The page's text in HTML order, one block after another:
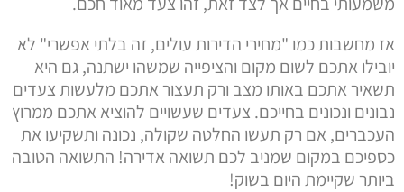
אז מחשבות כמו "מחירי הדירות עולים, זה בלתי אפשרי" לא
יובילו אתכם לשום מקום והציפייה שמשהו ישתנה, גם היא
תשאיר אתכם באותו מצב ורק תעצור אתכם מלעשות צעדים
נבונים ונכונים בחייכם. צעדים שעשויים להוציא אתכם ממרוץ
העכברים, אם רק תעשו החלטה שקולה, נכונה ותשקיעו את
כספיכם במקום שמניב לכם תשואה אדירה! התשואה הטובה
ביותר שקיימת היום בשוק!